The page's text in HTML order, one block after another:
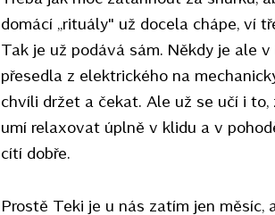
domácí „rituály" už docela chápe, ví
Tak je už podává sám. Někdy je ale
přesedla z elektrického na
chvíli držet a čekat. Ale už se učí i to,
umí relaxovat úplně v klidu a v
cítí dobře.
Prostě Teki je u nás zatím jen měsíc,